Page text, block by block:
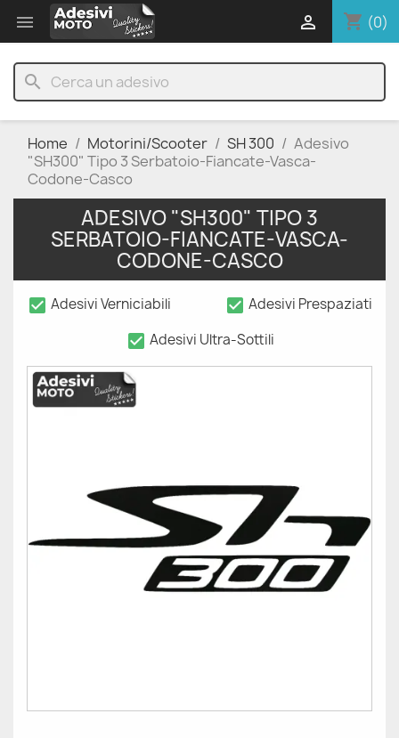
 shopping_cart (0)

search
Home Motorini/Scooter SH 300
Adesivo
"SH300" Tipo 3 Serbatoio-Fiancate-Vasca-
Codone-Casco
ADESIVO "SH300" TIPO 3
SERBATOIO-FIANCATE-VASCA-
CODONE-CASCO
check_box Adesivi Verniciabili check_box Adesivi Prespaziati
check_box Adesivi Ultra-Sottili